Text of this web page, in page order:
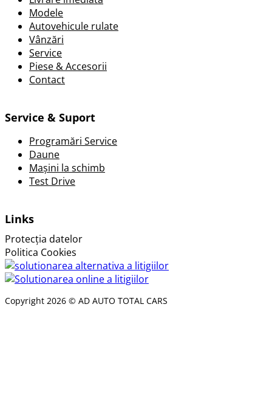
Modele
Autovehicule rulate
Vânzări
Service
Piese & Accesorii
Contact
Service & Suport
Programări Service
Daune
Mașini la schimb
Test Drive
Links
Protecția datelor
Politica Cookies
Copyright 2026 © AD AUTO TOTAL CARS